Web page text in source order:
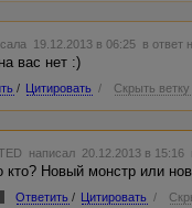
19.12.2013 в 06:25 в ответ
вас нет :)
/ Цитировать / Скрыть ветку
написал 20.12.2013 в 15:16
кто? Новый монстр или
Ответить / Цитировать /